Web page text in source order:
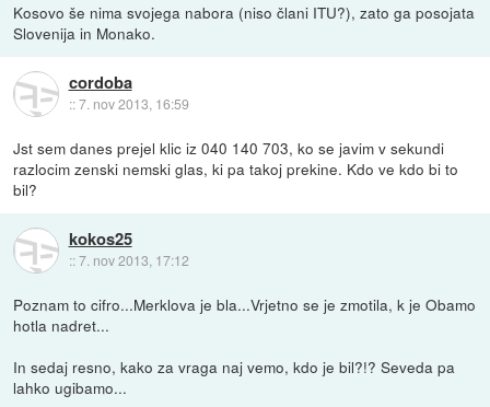
Kosovo še nima svojega nabora (niso člani ITU?), zato ga posojata
Slovenija in Monako.
cordoba
::7. nov 2013, 16:59
Jst sem danes prejel klic iz 040 140 703, ko se javim v sekundi
razlocim zenski nemski glas, ki pa takoj prekine. Kdo ve kdo bi to
bil?
kokos25
::7. nov 2013, 17:12
Poznam to cifro...Merklova je bla...Vrjetno se je zmotila, k je Obamo
hotla nadret...
In sedaj resno, kako za vraga naj vemo, kdo je bil?!? Seveda pa
lahko ugibamo...